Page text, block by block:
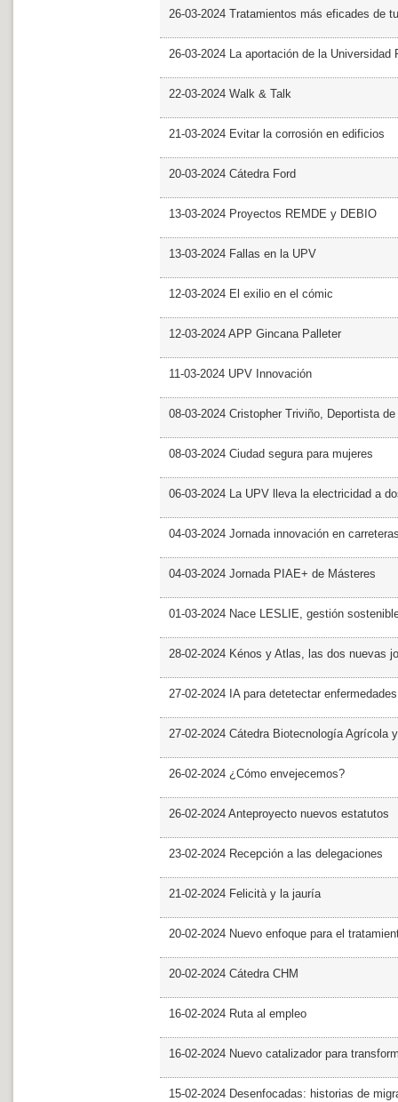
26-03-2024 Tratamientos más eficades de
26-03-2024 La aportación de la Universidad
22-03-2024 Walk & Talk
21-03-2024 Evitar la corrosión en edificios
20-03-2024 Cátedra Ford
13-03-2024 Proyectos REMDE y DEBIO
13-03-2024 Fallas en la UPV
12-03-2024 El exilio en el cómic
12-03-2024 APP Gincana Palleter
11-03-2024 UPV Innovación
08-03-2024 Cristopher Triviño, Deportista
08-03-2024 Ciudad segura para mujeres
06-03-2024 La UPV lleva la electricidad a
04-03-2024 Jornada innovación en
04-03-2024 Jornada PIAE+ de Másteres
01-03-2024 Nace LESLIE, gestión
28-02-2024 Kénos y Atlas, las dos nuevas
27-02-2024 IA para detetectar
27-02-2024 Cátedra Biotecnología Agrícola
26-02-2024 ¿Cómo envejecemos?
26-02-2024 Anteproyecto nuevos estatutos
23-02-2024 Recepción a las delegaciones
21-02-2024 Felicità y la jauría
20-02-2024 Nuevo enfoque para el
20-02-2024 Cátedra CHM
16-02-2024 Ruta al empleo
16-02-2024 Nuevo catalizador para
15-02-2024 Desenfocadas: historias de